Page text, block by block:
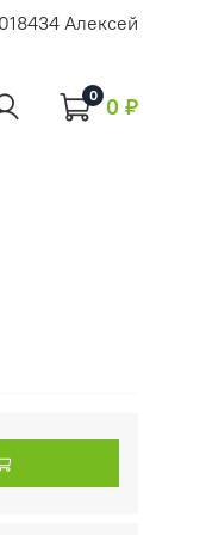
Алексей
0 0 ₽